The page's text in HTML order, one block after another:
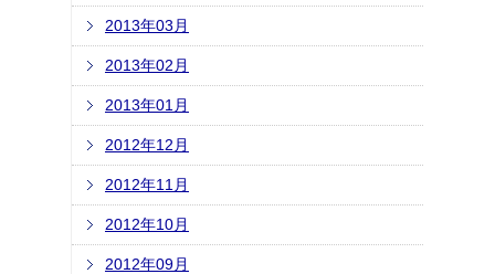
2013年03月
2013年02月
2013年01月
2012年12月
2012年11月
2012年10月
2012年09月